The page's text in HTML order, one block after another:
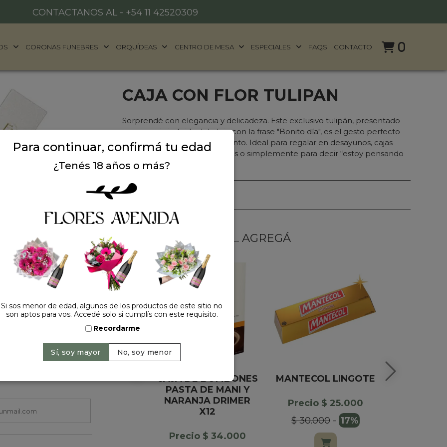
CONTACTANOS AL - +54 11 42520309
CORONAS FUNEBRES ORQUÍDEAS CENTRO DE MESA ESPECIALES FAQS CONTACTO 0
CAJA CON FLOR TULIPAN
Sorprendé con elegancia y delicadeza. Este exclusivo tulipán, presentado
en una caja individual de lujo con la frase "Bonito día", es el gesto perfecto
para alegrar cualquier momento. Ideal para regalar en desayunos, cajas
sorpresa, eventos corporativos o simplemente para decir “estoy pensando
en vos”.
Sin Stock
HACELO ESPECIAL... AGREGÁ
CAJA DE BOMBONES
PASTA DE MANI Y
NARANJA DRIMER
X12
Precio $ 34.000
MANTECOL LINGOTE
Precio $ 25.000
$ 30.000- 17%
Para continuar, confirmá tu edad
¿Tenés 18 años o más?
Si sos menor de edad, algunos de los productos de este sitio no
son aptos para vos. Accedé solo si cumplís con este requisito.
Recordarme